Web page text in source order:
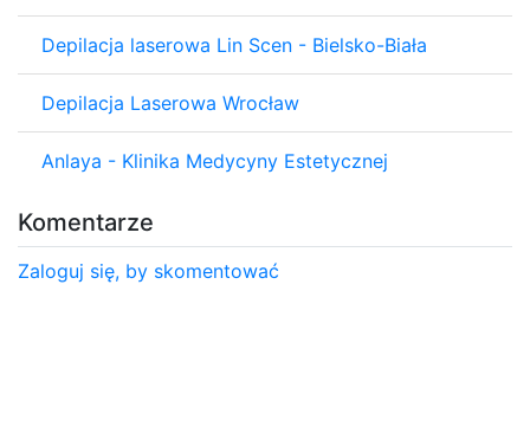
Depilacja laserowa Lin Scen - Bielsko-Biała
Depilacja Laserowa Wrocław
Anlaya - Klinika Medycyny Estetycznej
Komentarze
Zaloguj się, by skomentować